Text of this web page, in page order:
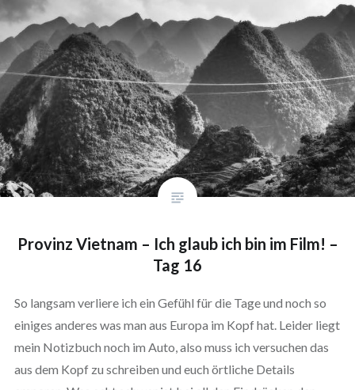
Provinz Vietnam – Ich glaub ich bin im Film! –
Tag 16
So langsam verliere ich ein Gefühl für die Tage und noch so
einiges anderes was man aus Europa im Kopf hat. Leider liegt
mein Notizbuch noch im Auto, also muss ich versuchen das
aus dem Kopf zu schreiben und euch örtliche Details